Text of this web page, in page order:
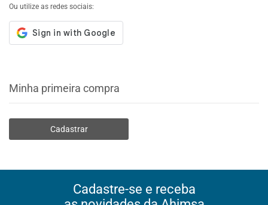
Ou utilize as redes sociais:
Minha primeira compra
Cadastrar
Cadastre-se e receba